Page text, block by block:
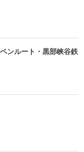
ンルート・黒部峡谷鉄